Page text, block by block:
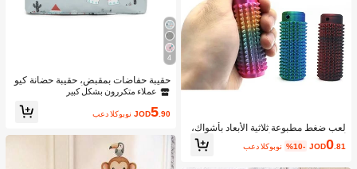
لعب ضغط مطبوعة ثلاثية الأبعاد بأشواك،
ألعاب إغاثة ضغط للأعمار 14+
JOD0.81
%10- بعد الكوبون
4
حقيبة حفاضات بمقبض، حقيبة حضانة كيو
ت صغيرة للمستشفى أو للسفر، حقيبة ك
حفاضات والمناديل المبللة والألعاب، لاست
عملاء متكررون بشكل كبير
JOD5.90 بعد الكوبون